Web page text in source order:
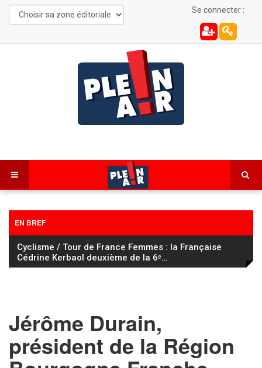
Se connecter :
EN BREF
Cyclisme / Tour de France Femmes : la Française
Cédrine Kerbaol deuxième de la 6ᵉ…
Jérôme Durain,
président de la Région